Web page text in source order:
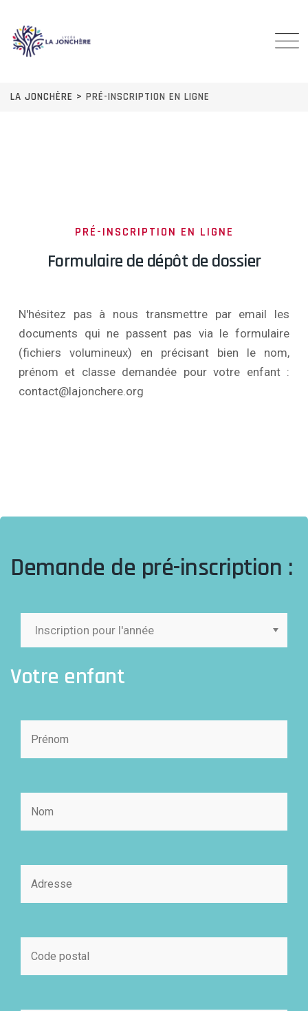
LA JONCHÈRE > PRÉ-INSCRIPTION EN LIGNE
PRÉ-INSCRIPTION EN LIGNE
Formulaire de dépôt de dossier
N'hésitez pas à nous transmettre par email les
documents qui ne passent pas via le formulaire
(fichiers volumineux) en précisant bien le nom,
prénom et classe demandée pour votre enfant :
contact@lajonchere.org
Demande de pré-inscription :
Votre enfant